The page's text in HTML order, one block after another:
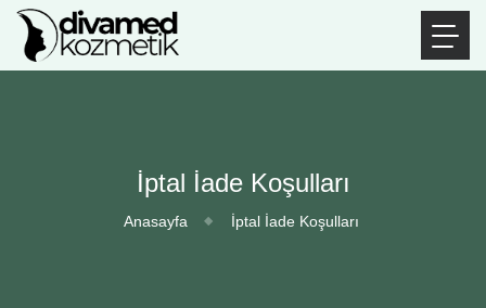
İptal İade Koşulları
Anasayfa İptal İade Koşulları